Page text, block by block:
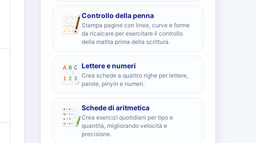
Controllo della penna
Stampa pagine con linee, curve e forme
da ricalcare per esercitare il controllo
della matita prima della scrittura.
Lettere e numeri
Crea schede a quattro righe per lettere,
parole, pinyin e numeri.
Schede di aritmetica
Crea esercizi quotidiani per tipo e
quantità, migliorando velocità e
precisione.